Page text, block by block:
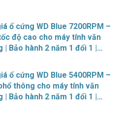
ổ cứng WD Blue 7200RPM –
độ cao cho máy tính văn
| Bảo hành 2 năm 1 đổi 1 |
ổ cứng WD Blue 5400RPM –
thông cho máy tính văn
| Bảo hành 2 năm 1 đổi 1 |